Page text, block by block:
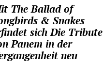
The Ballad of
& Snakes
sich Die Tribute
Panem in der
neu